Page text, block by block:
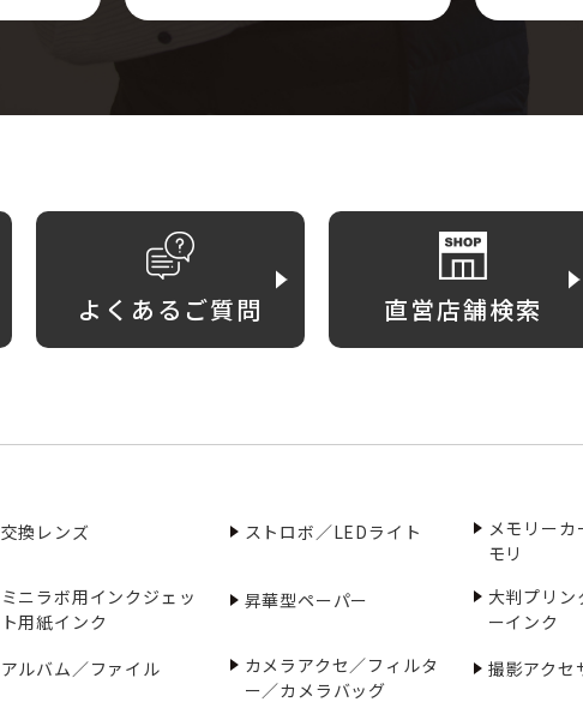
よくあるご質問 直営店舗検索
交換レンズ ストロボ／LEDライト
メモリーカ
モリ
ミニラボ用インクジェッ
ト用紙インク
昇華型ペーパー
大判プリン
ーインク
アルバム／ファイル
カメラアクセ／フィルタ
ー／カメラバッグ
撮影アクセ